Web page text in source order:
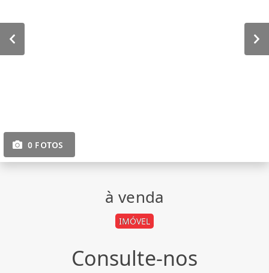
0 FOTOS
à venda
IMÓVEL
Consulte-nos